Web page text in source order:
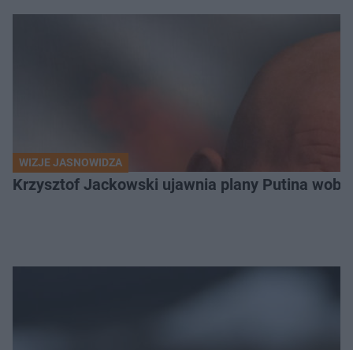
WIZJE JASNOWIDZA
Krzysztof Jackowski ujawnia plany Putina